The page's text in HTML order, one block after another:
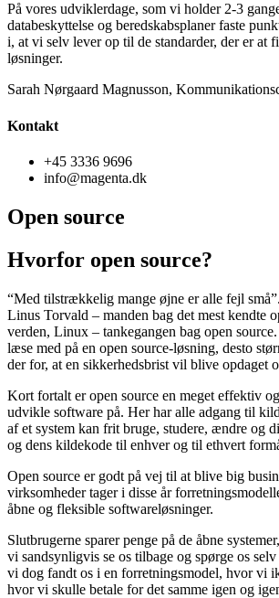
På vores udviklerdage, som vi holder 2-3
databeskyttelse og beredskabsplaner faste
i, at vi selv lever op til de standarder, der er at
løsninger.
Sarah Nørgaard Magnusson,
Kontakt
+45 3336 9696
info@magenta.dk
Open source
Hvorfor open source?
“Med tilstrækkelig mange øjne er alle fejl
Linus Torvald – manden bag det mest kendte
verden, Linux – tankegangen bag open
læse med på en open source-løsning, desto
der for, at en sikkerhedsbrist vil blive opdaget
Kort fortalt er open source en meget effektiv
udvikle software på. Her har alle adgang til
af et system kan frit bruge, studere, ændre og
og dens kildekode til enhver og til ethvert
Open source er godt på vej til at blive big
virksomheder tager i disse år
åbne og fleksible softwareløsninger.
Slutbrugerne sparer penge på de åbne
vi sandsynligvis se os tilbage og spørge os
vi dog fandt os i en forretningsmodel, hvor vi
hvor vi skulle betale for det samme igen og